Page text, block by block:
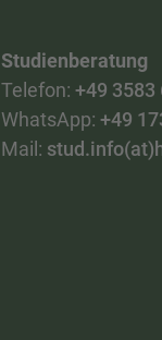
Studienberatung
Telefon: +49 3583
WhatsApp: +49
Mail: